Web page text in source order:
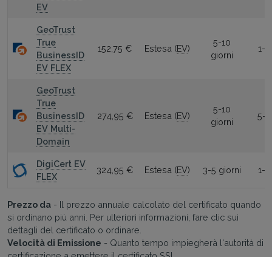
EV
GeoTrust
True
BusinessID
EV FLEX
152,75 € Estesa (EV)
5-10
giorni
1-
GeoTrust
True
BusinessID
EV Multi-
Domain
274,95 € Estesa (EV)
5-10
giorni
5-
DigiCert EV
FLEX
324,95 € Estesa (EV) 3-5 giorni 1-
Prezzo da - Il prezzo annuale calcolato del certificato quando
si ordinano più anni. Per ulteriori informazioni, fare clic sui
dettagli del certificato o ordinare.
Velocità di Emissione - Quanto tempo impiegherà l'autorità di